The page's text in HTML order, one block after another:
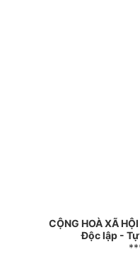
CỘNG HOÀ XÃ
Độc lập -